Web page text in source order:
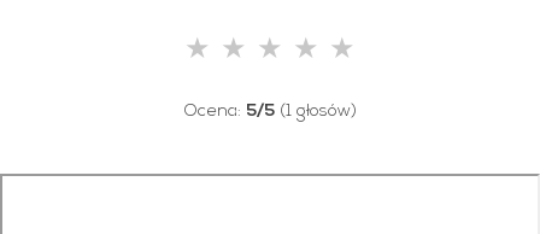
★ ★ ★ ★ ★
Ocena: 5/5(1 głosów)